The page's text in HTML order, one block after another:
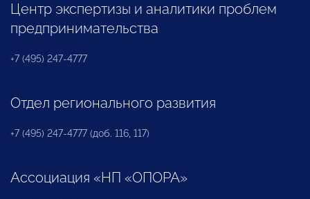
Центр экспертизы и аналитики проблем
предпринимательства
+7 (495) 247-4777
Отдел регионального развития
+7 (495) 247-4777 (доб. 116, 117)
Ассоциация «НП «ОПОРА»